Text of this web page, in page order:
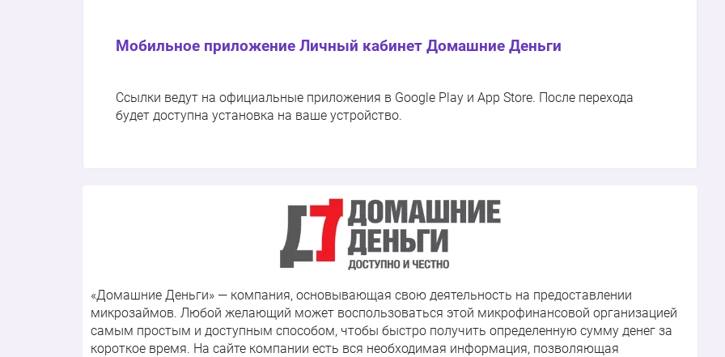
Мобильное приложение Личный кабинет Домашние Деньги
Ссылки ведут на официальные приложения в Google Play и App Store. После перехода
будет доступна установка на ваше устройство.
«Домашние Деньги» — компания, основывающая свою деятельность на предоставлении
микрозаймов. Любой желающий может воспользоваться этой микрофинансовой организацией
самым простым и доступным способом, чтобы быстро получить определенную сумму денег за
короткое время. На сайте компании есть вся необходимая информация, позволяющая